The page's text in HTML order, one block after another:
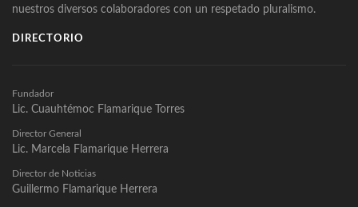
nuestros diversos colaboradores con un respetado pluralismo.
DIRECTORIO
Fundador
Lic. Cuauhtémoc Flamarique Torres
Director General
Lic. Marcela Flamarique Herrera
Director de Noticias
Guillermo Flamarique Herrera